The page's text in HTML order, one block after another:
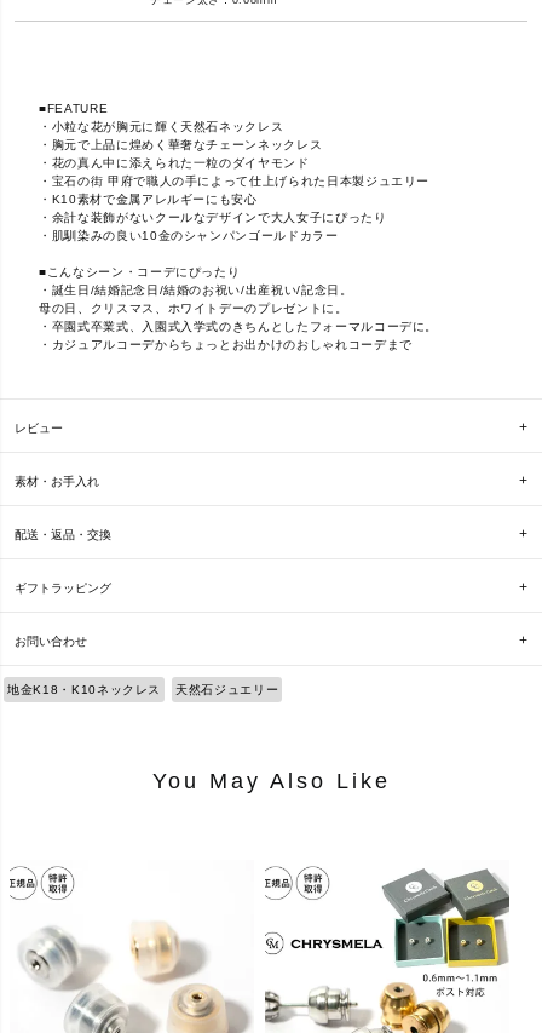
■FEATURE
・小粒な花が胸元に輝く天然石ネックレス
・胸元で上品に煌めく華奢なチェーンネックレス
・花の真ん中に添えられた一粒のダイヤモンド
・宝石の街 甲府で職人の手によって仕上げられた日本製ジュエリー
・K10素材で金属アレルギーにも安心
・余計な装飾がないクールなデザインで大人女子にぴったり
・肌馴染みの良い10金のシャンパンゴールドカラー
■こんなシーン・コーデにぴったり
・誕生日/結婚記念日/結婚のお祝い/出産祝い/記念日。
母の日、クリスマス、ホワイトデーのプレゼントに。
・卒園式卒業式、入園式入学式のきちんとしたフォーマルコーデに。
・カジュアルコーデからちょっとお出かけのおしゃれコーデまで
レビュー
素材・お手入れ
配送・返品・交換
ギフトラッピング
お問い合わせ
地金K18・K10ネックレス 天然石ジュエリー
You May Also Like